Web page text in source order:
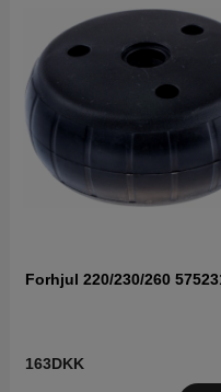
Forhjul 220/230/260
163DKK